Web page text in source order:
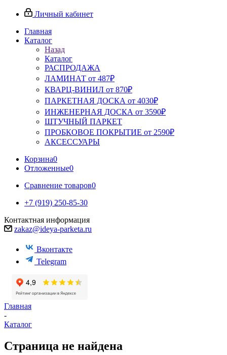
Личный кабинет
Главная
Каталог
Назад
Каталог
РАСПРОДАЖА
ЛАМИНАТ от 487₽
КВАРЦ-ВИНИЛ от 870₽
ПАРКЕТНАЯ ДОСКА от 4030₽
ИНЖЕНЕРНАЯ ДОСКА от 3590₽
ШТУЧНЫЙ ПАРКЕТ
ПРОБКОВОЕ ПОКРЫТИЕ от 2590₽
АКСЕССУАРЫ
Корзина0
Отложенные0
Сравнение товаров0
+7 (919) 250-85-30
Контактная информация
zakaz@ideya-parketa.ru
Вконтакте
Telegram
Главная
-
Каталог
Страница не найдена